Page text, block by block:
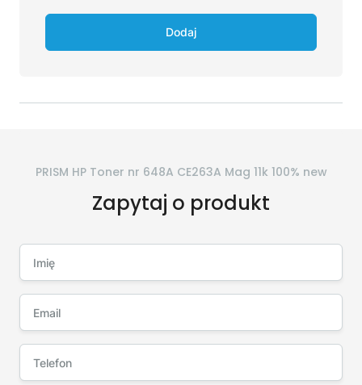
Dodaj
PRISM HP Toner nr 648A CE263A Mag 11k 100% new
Zapytaj o produkt